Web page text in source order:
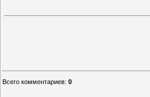
Всего комментариев: 0